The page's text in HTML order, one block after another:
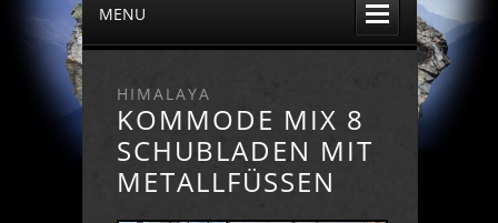
MENU
HIMALAYA
KOMMODE MIX 8
SCHUBLADEN MIT
METALLFÜSSEN